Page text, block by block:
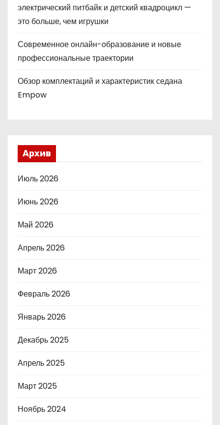
электрический питбайк и детский квадроцикл —
это больше, чем игрушки
Современное онлайн-образование и новые
профессиональные траектории
Обзор комплектаций и характеристик седана
Empow
Архив
Июль 2026
Июнь 2026
Май 2026
Апрель 2026
Март 2026
Февраль 2026
Январь 2026
Декабрь 2025
Апрель 2025
Март 2025
Ноябрь 2024